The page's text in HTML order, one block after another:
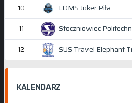
10 LOMS Joker Piła
11 Stoczniowiec
12 SUS Travel Elephant
KALENDARZ